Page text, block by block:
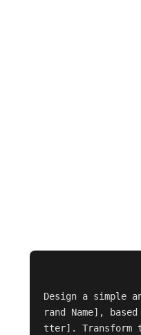
Design a simple
rand Name],
tter]. Transform